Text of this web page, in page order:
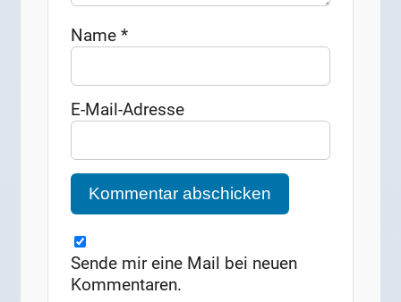
Name*
E-Mail-Adresse
Sende mir eine Mail bei neuen
Kommentaren.